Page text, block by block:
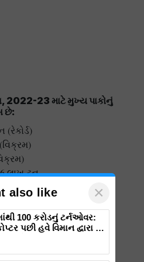
, 2022-23 માટે મુખ્ય પાકોનું
છે:
લાખ ટન
(વિક્રમ)
(વિક્રમ)
also like ×
100 કરોડનું ટર્નઓવર:
પછી હવે વિમાન દ્વારા કૃષિ